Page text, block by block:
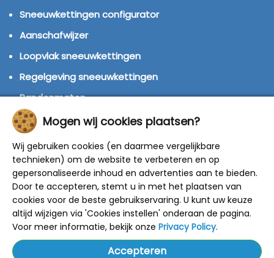
Sneeuwkettingen configurator
Aanschafwijzer
Loopvlak sneeuwkettingen
Regelgeving sneeuwkettingen
Bandenmaten
Montage handleidingen
Winterbanden
© 2014 - 2025 Sneeuwkettingen4u - Alle rechten
voorbehouden
De getoonde adviesprijzen zijn door de fabrikant
bepaald.
Alle prijzen zijn inclusief BTW en verzendkosten.
Mogen wij cookies plaatsen?
Wij gebruiken cookies (en daarmee vergelijkbare
technieken) om de website te verbeteren en op
gepersonaliseerde inhoud en advertenties aan te bieden.
Door te accepteren, stemt u in met het plaatsen van
cookies voor de beste gebruikservaring. U kunt uw keuze
altijd wijzigen via 'Cookies instellen' onderaan de pagina.
Voor meer informatie, bekijk onze Privacy Policy.
Accepteren